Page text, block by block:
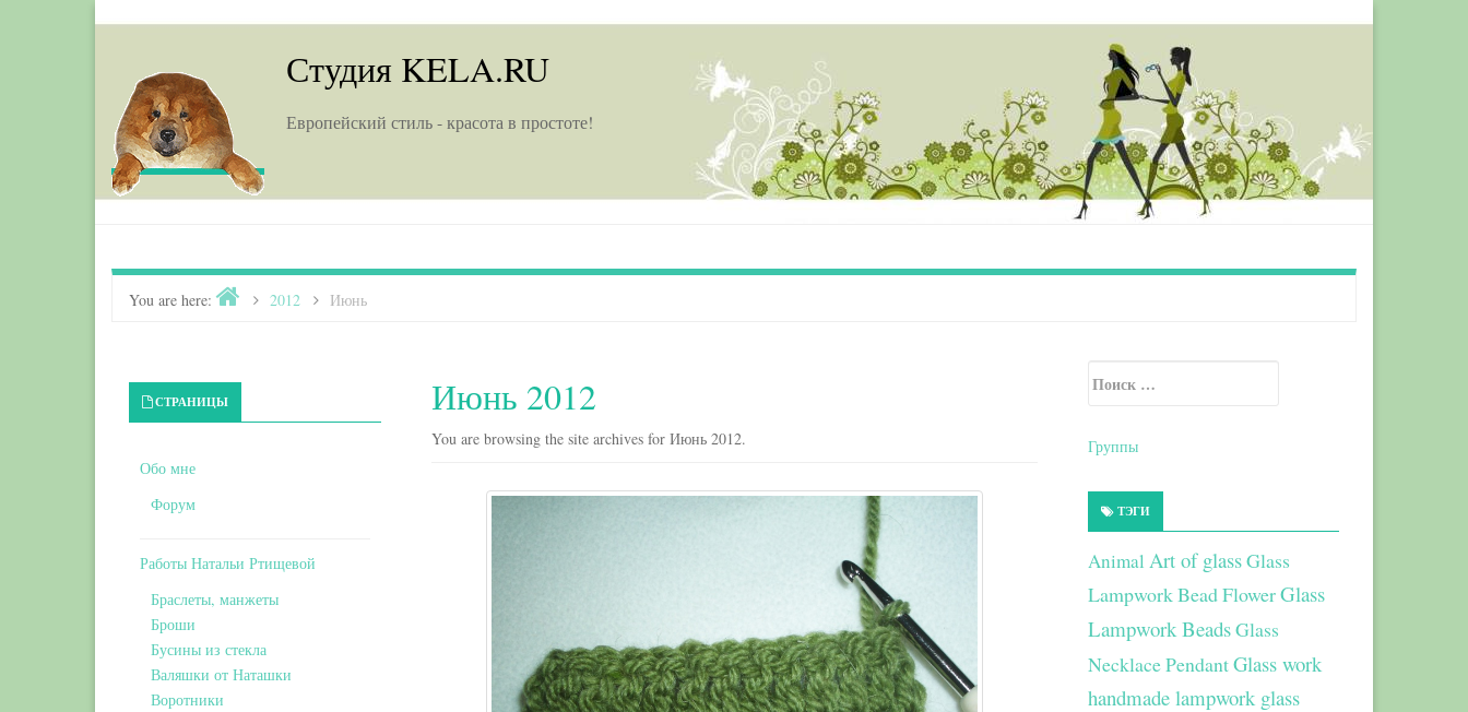
Студия KELA.RU
Европейский стиль - красота в простоте!
You are here: Home2012 Июнь
Июнь 2012
You are browsing the site archives for Июнь 2012.
Primary Sidebar
СТРАНИЦЫ
Обо мне
Форум
Работы Натальи Ртищевой
Браслеты, манжеты
Броши
Бусины из стекла
Валяшки от Наташки
Воротники
Secondary Sidebar
Группы
ТЭГИ
Animal Art of glassGlass
Lampwork Bead FlowerGlass
Lampwork BeadsGlass
Necklace PendantGlass work
handmade lampwork glass